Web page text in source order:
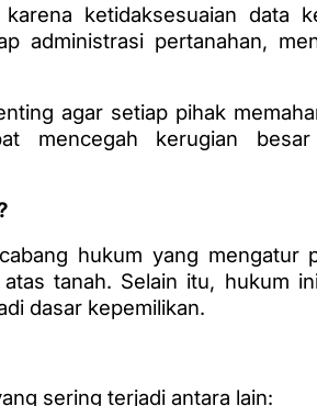
ketidaksesuaian data
administrasi pertanahan,
agar setiap pihak
mencegah kerugian
hukum yang mengatur
tanah. Selain itu, hukum
dasar kepemilikan.
sering terjadi antara lain: